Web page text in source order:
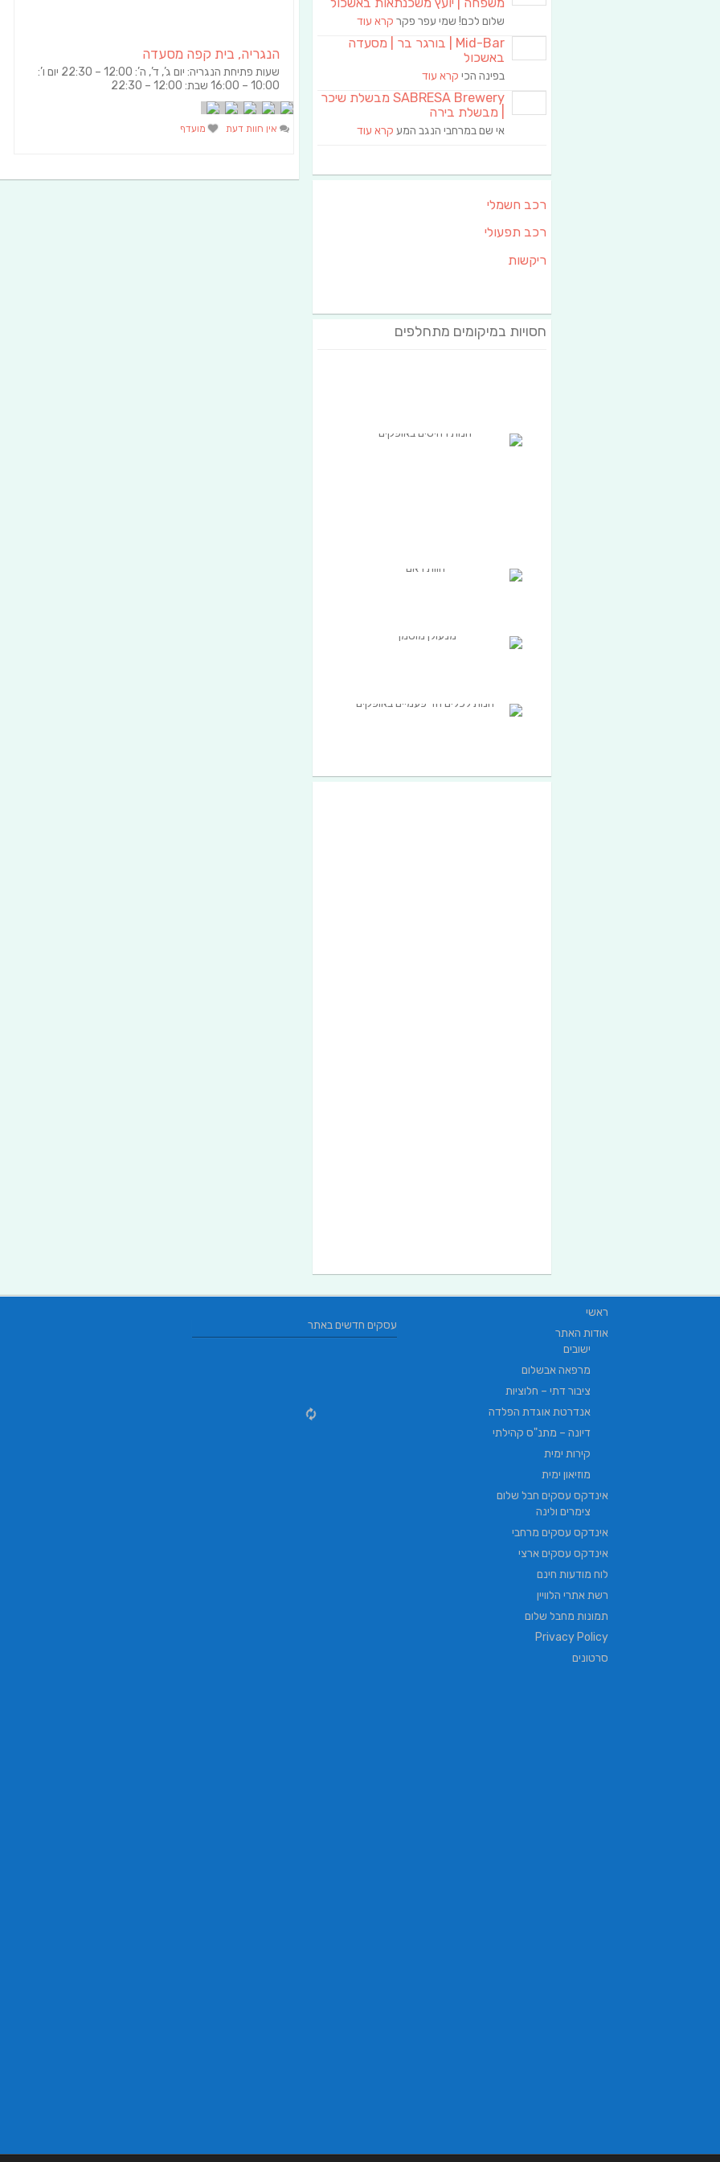
הנגריה, בית קפה מסעדה
שעות פתיחת הנגריה: יום ג’, ד’, ה’: 12:00 – 22:30 יום ו’:
10:00 – 16:00 שבת: 12:00 – 22:30
אין חוות דעת מועדף
שלום לכם! שמי עפר פקר קרא עוד
Mid-Bar | בורגר בר | מסעדה
באשכול
בפינה הכי קרא עוד
SABRESA Brewery מבשלת שיכר
| מבשלת בירה
אי שם במרחבי הנגב המע קרא עוד
רכב חשמלי
רכב תפעולי
ריקשות
חסויות במיקומים מתחלפים
עסקים חדשים באתר
ראשי
אודות האתר
ישובים
מרפאה אבשלום
ציבור דתי – חלוציות
אנדרטת אוגדת הפלדה
דיונה – מתנ"ס קהילתי
קירות ימית
מוזיאון ימית
אינדקס עסקים חבל שלום
צימרים ולינה
אינדקס עסקים מרחבי
אינדקס עסקים ארצי
לוח מודעות חינם
רשת אתרי הלוויין
תמונות מחבל שלום
Privacy Policy
סרטונים